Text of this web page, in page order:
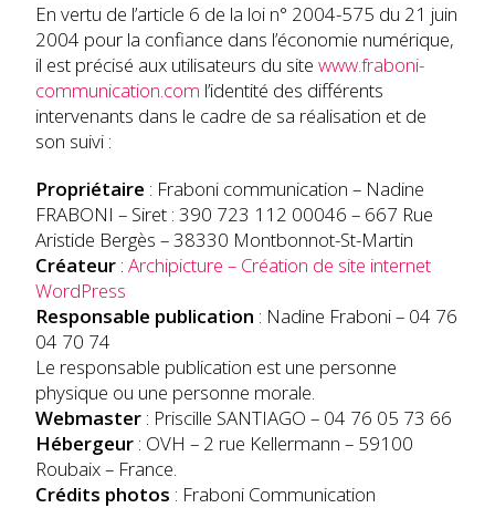
En vertu de l’article 6 de la loi n° 2004-575 du 21 juin
2004 pour la confiance dans l’économie numérique,
il est précisé aux utilisateurs du sitewww.fraboni-
communication.com l’identité des différents
intervenants dans le cadre de sa réalisation et de
son suivi :
Propriétaire : Fraboni communication – Nadine
FRABONI – Siret : 390 723 112 00046 – 667 Rue
Aristide Bergès – 38330 Montbonnot-St-Martin
Créateur :Archipicture – Création de site internet
WordPress
Responsable publication : Nadine Fraboni – 04 76
04 70 74
Le responsable publication est une personne
physique ou une personne morale.
Webmaster : Priscille SANTIAGO – 04 76 05 73 66
Hébergeur : OVH – 2 rue Kellermann – 59100
Roubaix – France.
Crédits photos : Fraboni Communication